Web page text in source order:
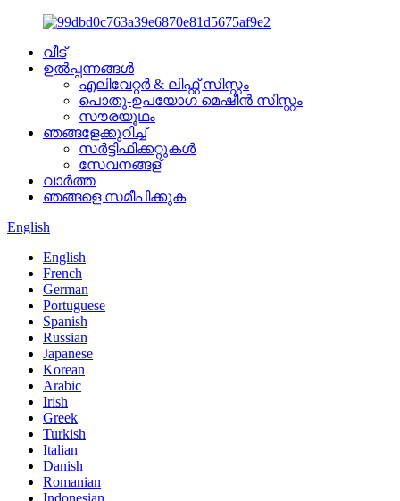
വീട്
ഉൽപ്പന്നങ്ങൾ
എലിവേറ്റർ & ലിഫ്റ്റ് സിസ്റ്റം
പൊതു-ഉപയോഗ മെഷീൻ സിസ്റ്റം
സൗരയൂഥം
ഞങ്ങളേക്കുറിച്ച്
സർട്ടിഫിക്കറ്റുകൾ
സേവനങ്ങള്
വാർത്ത
ഞങ്ങളെ സമീപിക്കുക
English
English
French
German
Portuguese
Spanish
Russian
Japanese
Korean
Arabic
Irish
Greek
Turkish
Italian
Danish
Romanian
Indonesian